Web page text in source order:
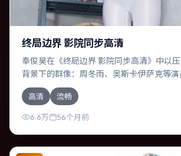
终局边界 影院同步高清
奉俊昊在《终局边界 影院同步高清》中以
背景下的群像：周冬雨、奥斯卡·伊萨克等
为一部冒险作品，故事从日常裂缝切入，逐
的结局；视听语言统一，情感落点克制有力。
高清 流畅
6.6万 56个月前